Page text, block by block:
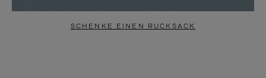
SCHENKE EINEN RUCKSACK